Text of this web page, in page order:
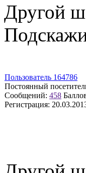
Другой
Пользователь 164786
Постоянный
Сообщений: 458
Регистрация: